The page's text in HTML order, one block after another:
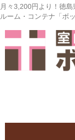
月々3,200円より！徳
ルーム・コンテナ「ボ